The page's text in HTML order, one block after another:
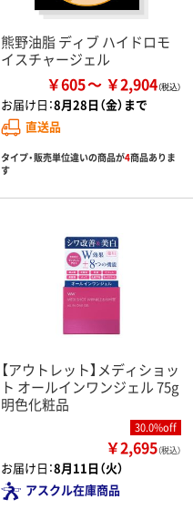
熊野油脂 ディブ ハイドロモ
イスチャージェル
￥605 ￥2,904
お届け日：8月28日（金）まで
直送品
タイプ・販売単位違いの商品が4商品ありま
す
【アウトレット】メディショッ
ト オールインワンジェル 75g
明色化粧品
30.0%off
￥2,695（税込）
お届け日：8月11日（火）
アスクル在庫商品